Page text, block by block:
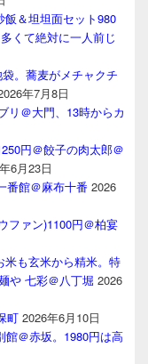
＆坦坦面セット980
くて絶対に一人前じ
。蕎麦がメチャクチ
年7月8日
リ＠大門、13時からカ
円＠餃子の肉太郎＠
6月23日
番館＠麻布十番 2026
ファン)1100円＠柏宴
も玄米から精米。特
や 七彩＠八丁堀 2026
町 2026年6月10日
館＠赤坂。1980円は高